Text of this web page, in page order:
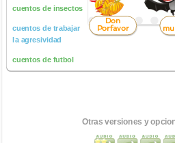
cuentos de insectos
cuentos de trabajar
la agresividad
cuentos de futbol
Don
Porfavor
Otras versiones y